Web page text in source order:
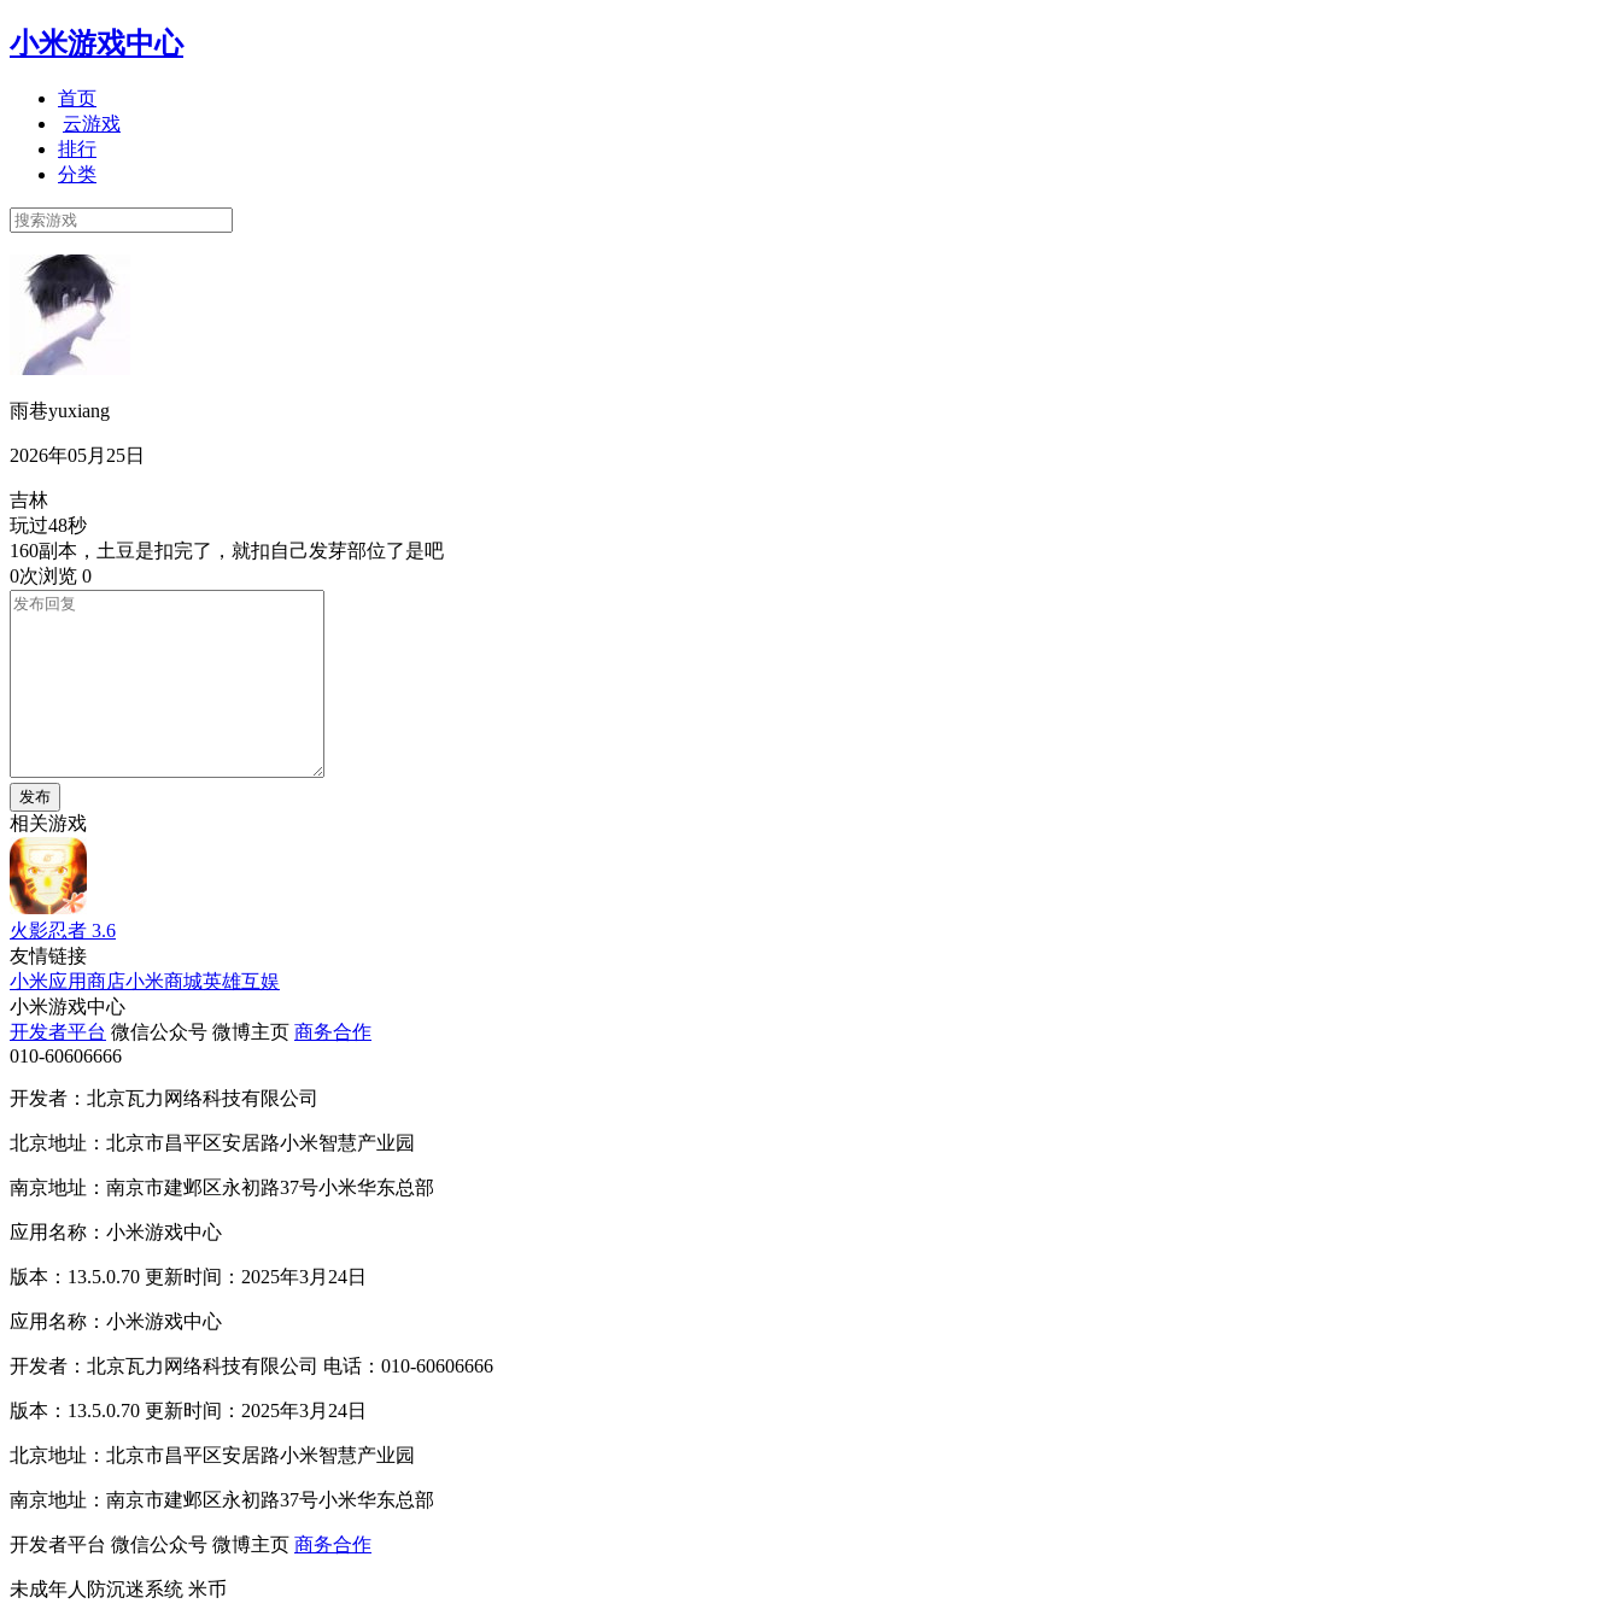
小米游戏中心
首页
云游戏
排行
分类
雨巷yuxiang
2026年05月25日
吉林
玩过48秒
160副本，土豆是扣完了，就扣自己发芽部位了是吧
0次浏览 0
发布
相关游戏
火影忍者 3.6
友情链接
小米应用商店小米商城英雄互娱
小米游戏中心
开发者平台 微信公众号 微博主页 商务合作
010-60606666
开发者：北京瓦力网络科技有限公司
北京地址：北京市昌平区安居路小米智慧产业园
南京地址：南京市建邺区永初路37号小米华东总部
应用名称：小米游戏中心
版本：13.5.0.70 更新时间：2025年3月24日
应用名称：小米游戏中心
开发者：北京瓦力网络科技有限公司 电话：010-60606666
版本：13.5.0.70 更新时间：2025年3月24日
北京地址：北京市昌平区安居路小米智慧产业园
南京地址：南京市建邺区永初路37号小米华东总部
开发者平台 微信公众号 微博主页 商务合作
未成年人防沉迷系统 米币